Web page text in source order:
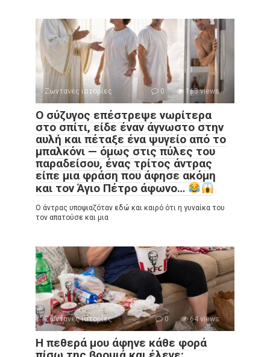
Ζωντανές ιστορίες 0 163 views
Ο σύζυγος επέστρεψε νωρίτερα
στο σπίτι, είδε έναν άγνωστο στην
αυλή και πέταξε ένα ψυγείο από το
μπαλκόνι — όμως στις πύλες του
παραδείσου, ένας τρίτος άντρας
είπε μια φράση που άφησε ακόμη
και τον Άγιο Πέτρο άφωνο…
Ο άντρας υποψιαζόταν εδώ και καιρό ότι η γυναίκα του
τον απατούσε και μια
Ζωντανές ιστορίες 0 64 views
Η πεθερά μου άφηνε κάθε φορά